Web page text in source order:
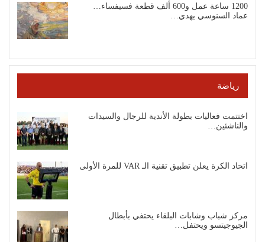
1200 ساعة عمل و600 ألف قطعة فسيفساء…
عماد السنوسي يهدي…
رياضة
اختتمت فعاليات بطولة الأندية للرجال والسيدات
والناشئين…
اتحاد الكرة يعلن تطبيق تقنية الـ VAR للمرة الأولى
مركز شباب وشابات البلقاء يحتفي بأبطال
الجيوجيتسو ويحتفل…